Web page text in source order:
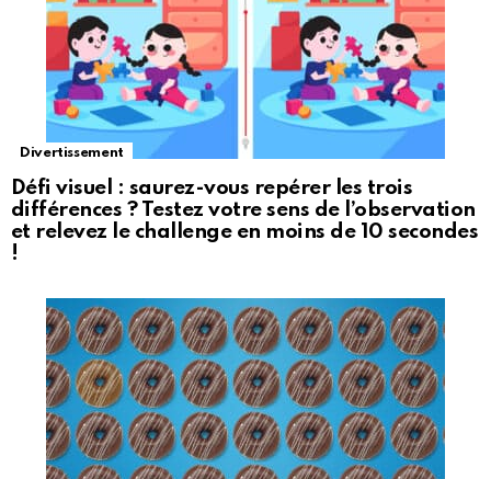
Divertissement
Défi visuel : saurez-vous repérer les trois
différences ? Testez votre sens de l’observation
et relevez le challenge en moins de 10 secondes
!